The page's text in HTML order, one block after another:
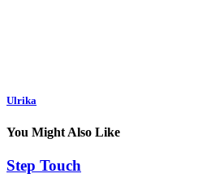
Ulrika
You Might Also Like
Step Touch